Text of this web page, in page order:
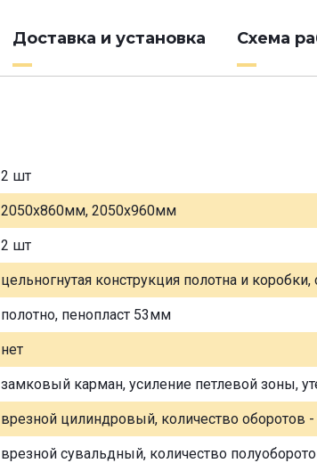
Доставка и установка Схема
2 шт
2050х860мм, 2050х960мм
2 шт
цельногнутая конструкция полотна и
полотно, пенопласт 53мм
нет
замковый карман, усиление петлевой зоны,
врезной цилиндровый, количество оборотов -
врезной сувальдный, количество